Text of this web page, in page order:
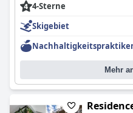
4-Sterne
Skigebiet
Mehr